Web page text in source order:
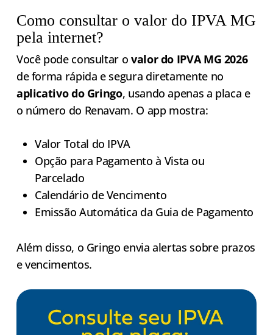
Como consultar o valor do IPVA MG
pela internet?
Você pode consultar o valor do IPVA MG 2026
de forma rápida e segura diretamente no
aplicativo do Gringo, usando apenas a placa e
o número do Renavam. O app mostra:
Valor Total do IPVA
Opção para Pagamento à Vista ou
Parcelado
Calendário de Vencimento
Emissão Automática da Guia de Pagamento
Além disso, o Gringo envia alertas sobre prazos
e vencimentos.